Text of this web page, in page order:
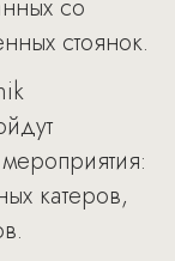
со
стоянок.
катеров,